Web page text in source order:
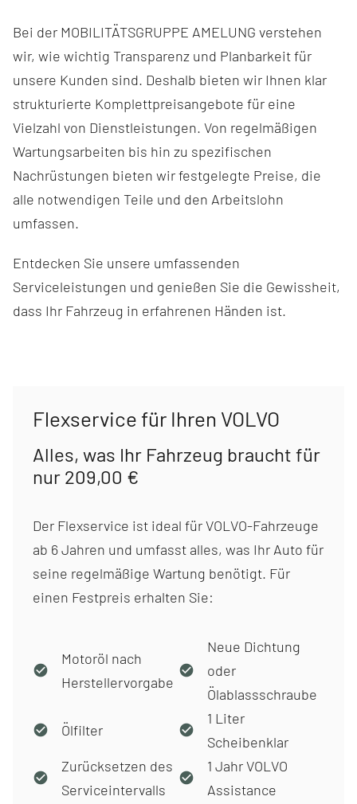
Bei der MOBILITÄTSGRUPPE AMELUNG verstehen
wir, wie wichtig Transparenz und Planbarkeit für
unsere Kunden sind. Deshalb bieten wir Ihnen klar
strukturierte Komplettpreisangebote für eine
Vielzahl von Dienstleistungen. Von regelmäßigen
Wartungsarbeiten bis hin zu spezifischen
Nachrüstungen bieten wir festgelegte Preise, die
alle notwendigen Teile und den Arbeitslohn
umfassen.
Entdecken Sie unsere umfassenden
Serviceleistungen und genießen Sie die Gewissheit,
dass Ihr Fahrzeug in erfahrenen Händen ist.
Flexservice für Ihren VOLVO
Alles, was Ihr Fahrzeug braucht für
nur 209,00 €
Der Flexservice ist ideal für VOLVO-Fahrzeuge
ab 6 Jahren und umfasst alles, was Ihr Auto für
seine regelmäßige Wartung benötigt. Für
einen Festpreis erhalten Sie:
Motoröl nach
Herstellervorgabe
Neue Dichtung
oder
Ölablassschraube
Ölfilter
1 Liter
Scheibenklar
Zurücksetzen des
Serviceintervalls
1 Jahr VOLVO
Assistance